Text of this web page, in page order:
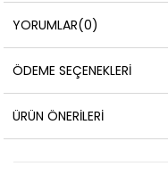
YORUMLAR(0)
ÖDEME SEÇENEKLERI
ÜRÜN ÖNERILERI